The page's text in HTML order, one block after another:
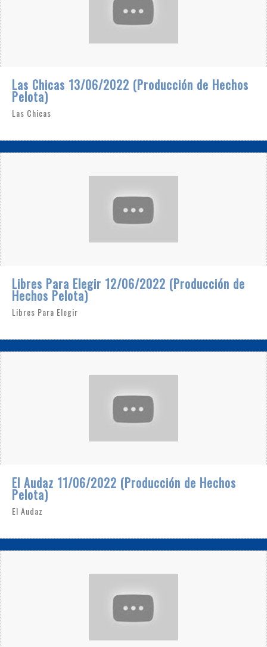
Las Chicas 13/06/2022 (Producción de Hechos
Pelota)
Las Chicas
Libres Para Elegir 12/06/2022 (Producción de
Hechos Pelota)
Libres Para Elegir
El Audaz 11/06/2022 (Producción de Hechos
Pelota)
El Audaz